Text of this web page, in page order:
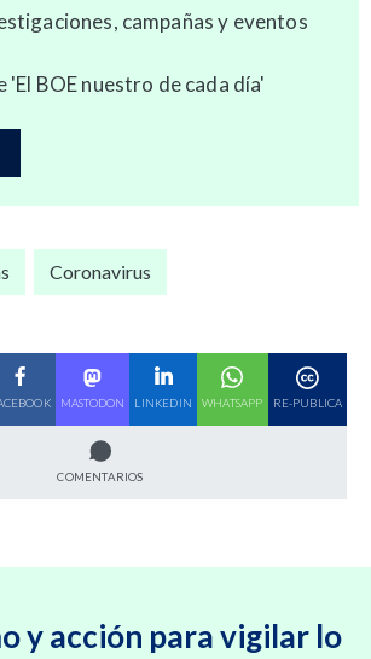
campañas y eventos
BOE nuestro de cada día'
Coronavirus
MASTODON LINKEDIN WHATSAPP RE-PUBLICA
COMENTARIOS
y acción para vigilar lo